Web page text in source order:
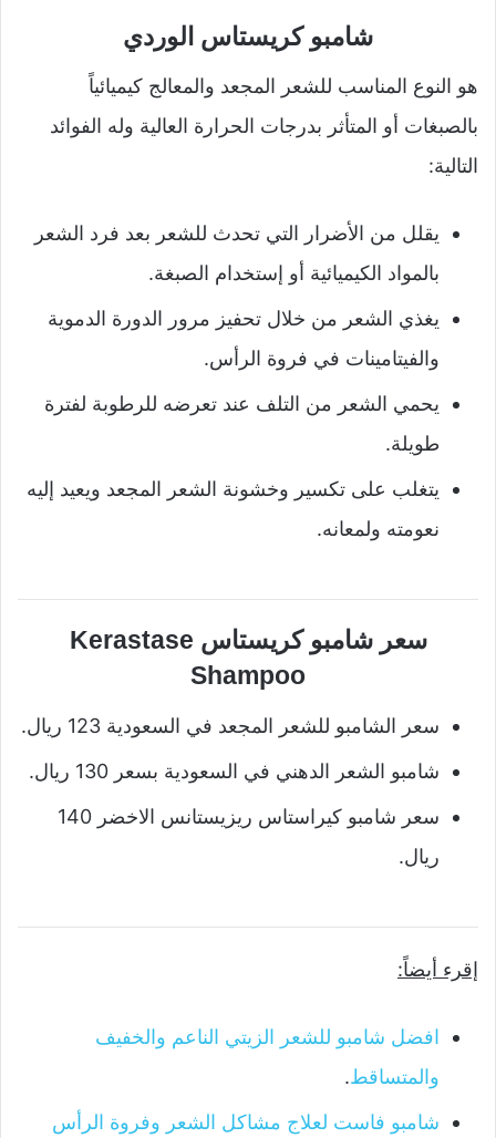
شامبو كريستاس الوردي
هو النوع المناسب للشعر المجعد والمعالج كيميائياً
بالصبغات أو المتأثر بدرجات الحرارة العالية وله الفوائد
التالية:
يقلل من الأضرار التي تحدث للشعر بعد فرد الشعر
بالمواد الكيميائية أو إستخدام الصبغة.
يغذي الشعر من خلال تحفيز مرور الدورة الدموية
والفيتامينات في فروة الرأس.
يحمي الشعر من التلف عند تعرضه للرطوبة لفترة
طويلة.
يتغلب على تكسير وخشونة الشعر المجعد ويعيد إليه
نعومته ولمعانه.
سعر شامبو كريستاس Kerastase
Shampoo
سعر الشامبو للشعر المجعد في السعودية 123 ريال.
شامبو الشعر الدهني في السعودية بسعر 130 ريال.
سعر شامبو كيراستاس ريزيستانس الاخضر 140
ريال.
إقرء أيضاً:
افضل شامبو للشعر الزيتي الناعم والخفيف
والمتساقط.
شامبو فاست لعلاج مشاكل الشعر وفروة الرأس